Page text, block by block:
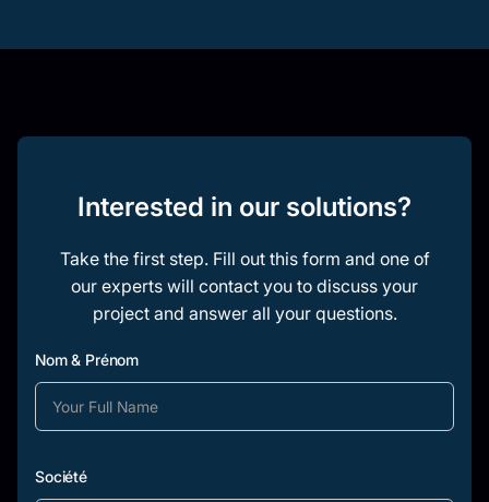
Interested in our solutions?
Take the first step. Fill out this form and one of
our experts will contact you to discuss your
project and answer all your questions.
Nom & Prénom
Société